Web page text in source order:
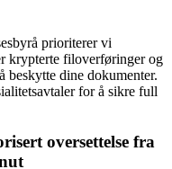
prioriterer vi
krypterte filoverføringer og
beskytte dine dokumenter.
for å sikre full
oversettelse fra